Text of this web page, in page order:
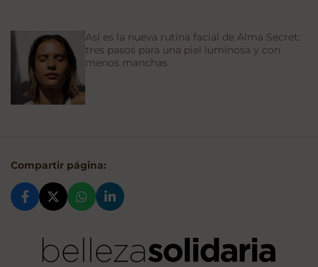
Así es la nueva rutina facial de Alma Secret:
tres pasos para una piel luminosa y con
menos manchas
Compartir página: